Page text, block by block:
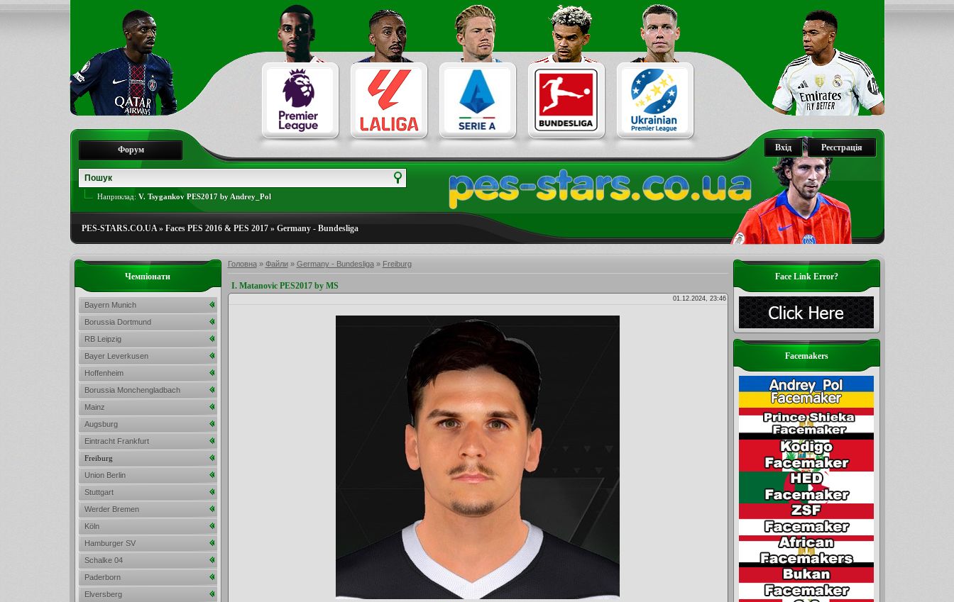
Реєстрація
Вхід
Форум
Наприклад: V. Tsygankov PES2017 by Andrey_Pol
PES-STARS.CO.UA» Faces PES 2016 & PES 2017» Germany - Bundesliga
Головна» Файли» Germany - Bundesliga» Freiburg
I. Matanovic PES2017 by MS
01.12.2024, 23:46
Face Link Error?
Facemakers
Чемпіонати
Bayern Munich
Borussia Dortmund
RB Leipzig
Bayer Leverkusen
Hoffenheim
Borussia Monchengladbach
Mainz
Augsburg
Eintracht Frankfurt
Freiburg
Union Berlin
Stuttgart
Werder Bremen
Köln
Hamburger SV
Schalke 04
Paderborn
Elversberg